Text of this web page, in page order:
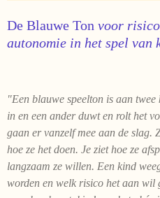
De Blauwe Ton voor
autonomie in het spel van
"Een blauwe speelton is aan
in en een ander duwt en rolt het
gaan er vanzelf mee aan de slag.
hoe ze het doen. Je ziet hoe ze
langzaam ze willen. Een kind
worden en welk risico het aan wil